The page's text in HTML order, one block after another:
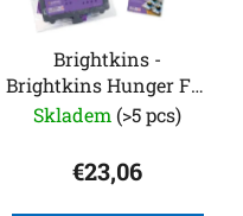
Brightkins -
Brightkins Hunger For
Words Talking Pet
Skladem (>5 pcs)
€23,06